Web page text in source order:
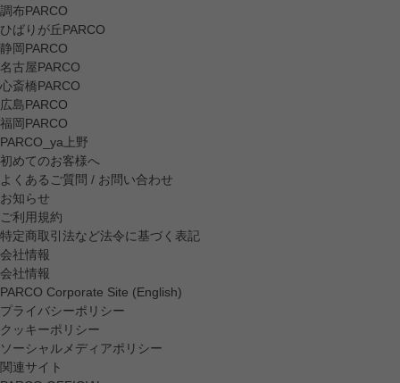
調布PARCO
ひばりが丘PARCO
静岡PARCO
名古屋PARCO
心斎橋PARCO
広島PARCO
福岡PARCO
PARCO_ya上野
初めてのお客様へ
よくあるご質問 / お問い合わせ
お知らせ
ご利用規約
特定商取引法など法令に基づく表記
会社情報
会社情報
PARCO Corporate Site (English)
プライバシーポリシー
クッキーポリシー
ソーシャルメディアポリシー
関連サイト